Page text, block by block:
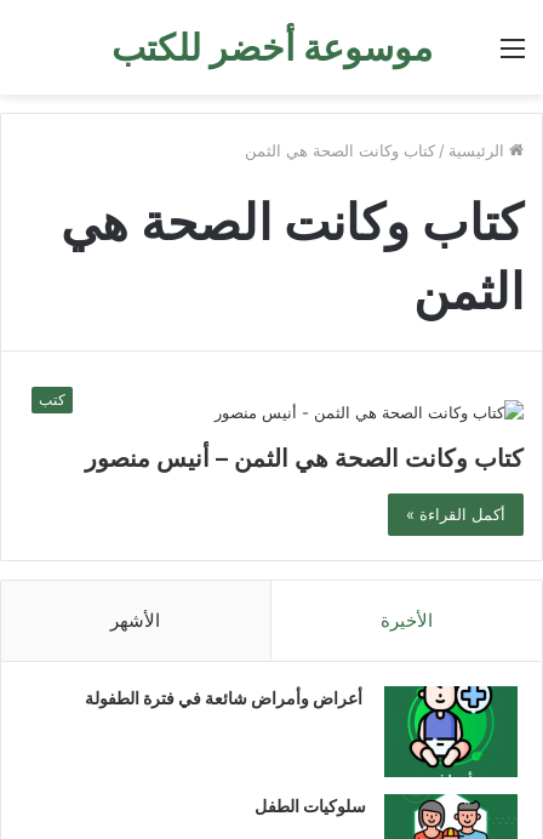
موسوعة أخضر للكتب القائمة
الرئيسية / كتاب وكانت الصحة هي الثمن
كتاب وكانت الصحة هي
الثمن
كتب
كتاب وكانت الصحة هي الثمن – أنيس منصور
أكمل القراءة »
الأخيرة الأشهر
أعراض وأمراض شائعة في فترة الطفولة
سلوكيات الطفل